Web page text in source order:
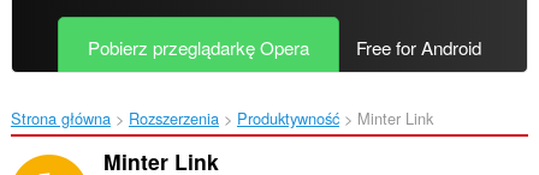
Pobierz przeglądarkę Opera Free for Android
Strona główna Rozszerzenia Produktywność Minter Link‎
Minter Link